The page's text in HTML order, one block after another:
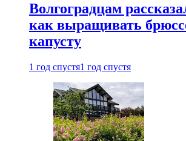
Волгоградцам
как выращивать
капусту
1 год спустя1 год спустя